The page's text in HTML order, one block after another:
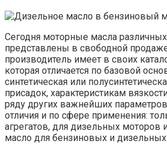
Сегодня моторные масла
представлены в свободной
производитель имеет в своих
которая отличается по базовой
синтетическая или
присадок, характеристикам
ряду других важнейших
отличия и по сфере применения:
агрегатов, для дизельных моторов
масло для бензиновых и дизельных